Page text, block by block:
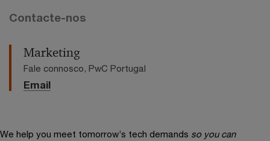
Contacte-nos
Marketing
Fale connosco, PwC Portugal
Email
We help you meet tomorrow’s tech demands so you can